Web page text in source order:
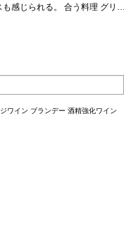
シャルドネ 5%*本ヴィンテー
感じられる。 合う料理 グリ
シャルドネ 5%
自動的に次のヴィンテージに
ワイン ブランデー 酒精強化ワイン